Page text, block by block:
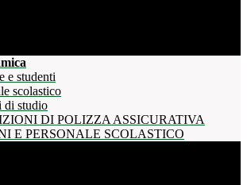
e studenti
scolastico
di studio
DI POLIZZA ASSICURATIVA
E PERSONALE SCOLASTICO